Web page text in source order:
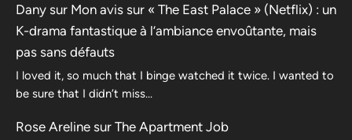
Dany sur Mon avis sur « The East Palace » (Netflix) : un
K-drama fantastique à l’ambiance envoûtante, mais
pas sans défauts
I loved it, so much that I binge watched it twice. I wanted to
be sure that I didn’t miss…
Rose Areline sur The Apartment Job